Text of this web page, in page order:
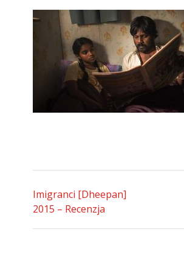
Imigranci [Dheepan]
2015 – Recenzja